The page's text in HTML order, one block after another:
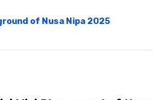
of Nusa Nipa 2025